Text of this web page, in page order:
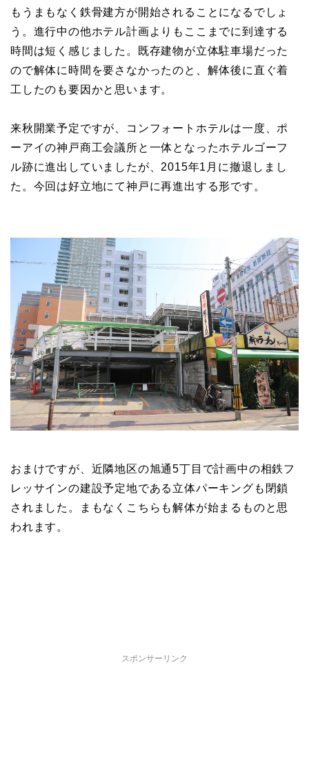
もうまもなく鉄骨建方が開始されることになるでしょ
う。進行中の他ホテル計画よりもここまでに到達する
時間は短く感じました。既存建物が立体駐車場だった
ので解体に時間を要さなかったのと、解体後に直ぐ着
工したのも要因かと思います。
来秋開業予定ですが、コンフォートホテルは一度、ポ
ーアイの神戸商工会議所と一体となったホテルゴーフ
ル跡に進出していましたが、2015年1月に撤退しまし
た。今回は好立地にて神戸に再進出する形です。
おまけですが、近隣地区の旭通5丁目で計画中の相鉄フ
レッサインの建設予定地である立体パーキングも閉鎖
されました。まもなくこちらも解体が始まるものと思
われます。
スポンサーリンク